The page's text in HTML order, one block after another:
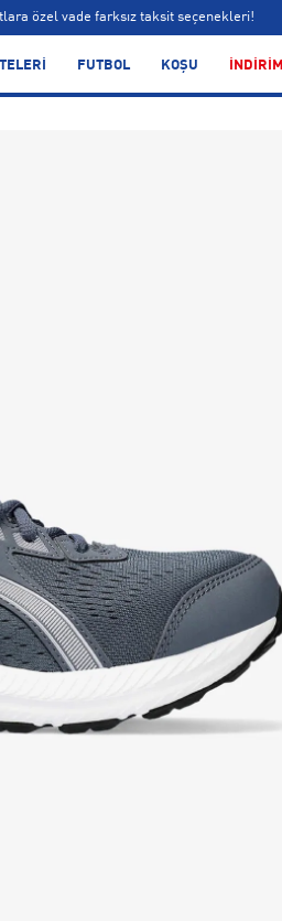
özel vade farksız taksit seçenekleri!
FUTBOL KOŞU İNDİRİM